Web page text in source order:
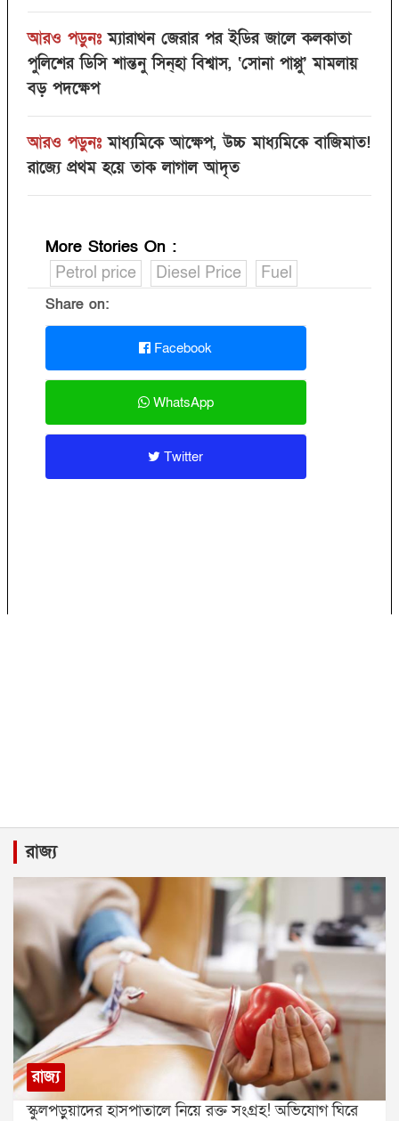
আরও পড়ুনঃ ম্যারাথন জেরার পর ইডির জালে কলকাতা
পুলিশের ডিসি শান্তনু সিন্‌হা বিশ্বাস, ‘সোনা পাপ্পু’ মামলায়
বড় পদক্ষেপ
আরও পড়ুনঃ মাধ্যমিকে আক্ষেপ, উচ্চ মাধ্যমিকে বাজিমাত!
রাজ্যে প্রথম হয়ে তাক লাগাল আদৃত
More Stories On :
Petrol price
Diesel Price Fuel
Share on:
Facebook
WhatsApp
Twitter
রাজ্য
রাজ্য
স্কুলপড়ুয়াদের হাসপাতালে নিয়ে রক্ত সংগ্রহ! অভিযোগ ঘিরে